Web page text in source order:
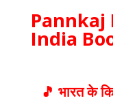
Pannkaj
India
🎵 भारत के